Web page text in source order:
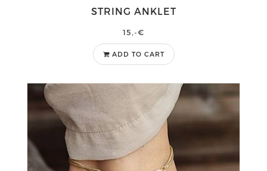
STRING ANKLET
15,-€
ADD TO CART